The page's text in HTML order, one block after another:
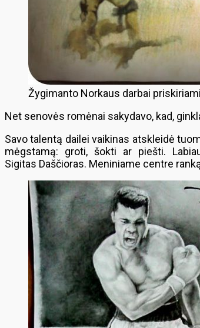
Žygimanto Norkaus darbai
Net senovės romėnai sakydavo, kad,
Savo talentą dailei vaikinas atskleidė
mėgstamą: groti, šokti ar piešti.
Sigitas Daščioras. Meniniame centre